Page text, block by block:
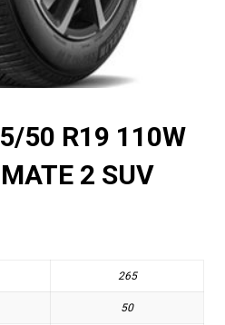
50 R19 110W
2 SUV
265
50